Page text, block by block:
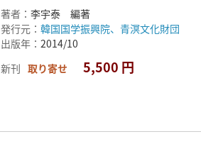
著者： 李宇泰 編著
発行元： 韓国国学振興院、青溟文化財団
出版年： 2014/10
新刊 取り寄せ 5,500 円